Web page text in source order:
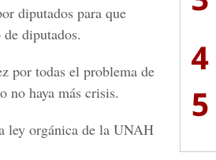
diputados para que
diputados.
por todas el problema de
no haya más crisis.
ley orgánica de la UNAH
4
5